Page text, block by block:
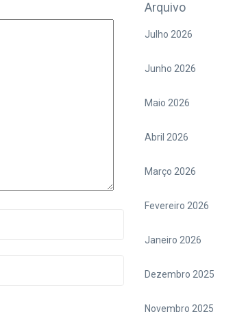
Arquivo
Julho 2026
Junho 2026
Maio 2026
Abril 2026
Março 2026
Fevereiro 2026
Janeiro 2026
Dezembro 2025
Novembro 2025